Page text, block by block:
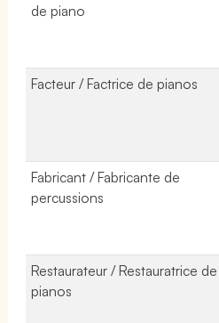
de piano
Facteur / Factrice de pianos
Fabricant / Fabricante de
percussions
Restaurateur / Restauratrice de
pianos